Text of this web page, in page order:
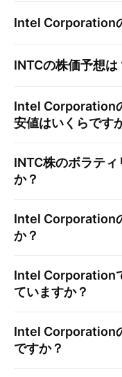
Intel Corporation
INTCの株価予想は
Intel Corporation
安値はいくらです
INTC株のボラティ
か？
Intel Corporation
か？
Intel Corporation
ていますか？
Intel Corporation
ですか？